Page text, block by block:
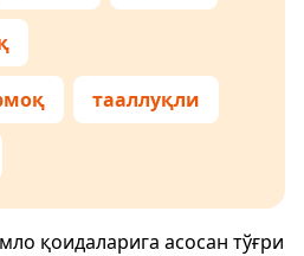
тааллуқли
қоидаларига асосан тўғри